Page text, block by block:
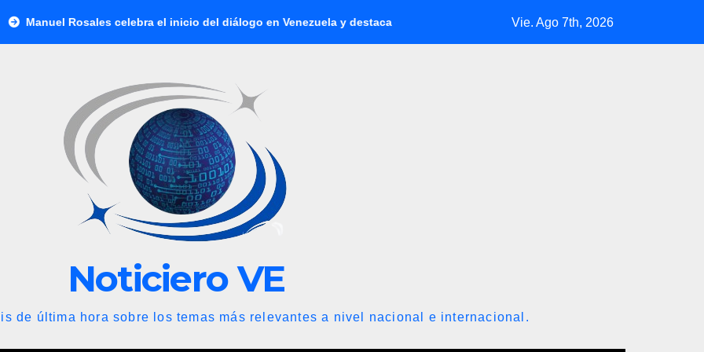
celebra el inicio del diálogo en Venezuela y destaca el respaldo de EEUU ‘Los venezolanos no seremos jueces de
Vie. Ago 7th, 2026
Noticiero VE
de última hora sobre los temas más relevantes a nivel nacional e internacional.